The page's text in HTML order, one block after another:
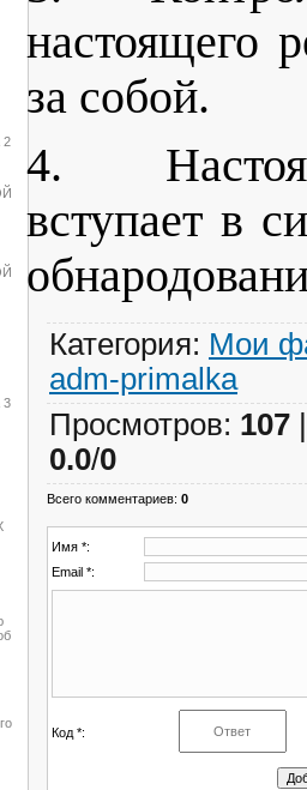
2
3
настоящего
за собой.
4.
вступает в
Категория: Мои
adm-primalka
Просмотров: 107
0.0/0
Всего комментариев: 0
Имя *:
Email *:
Код *: